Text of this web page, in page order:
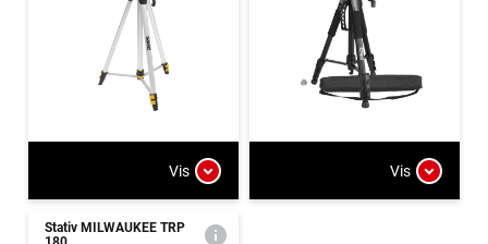
Vis Vis
Stativ MILWAUKEE TRP